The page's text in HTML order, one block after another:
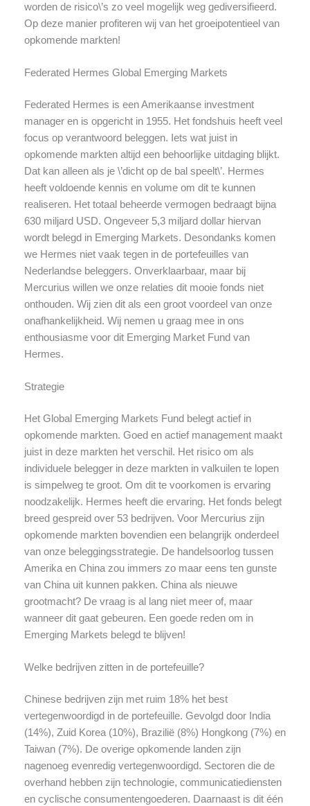
worden de risico\’s zo veel mogelijk weg gediversifieerd.
Op deze manier profiteren wij van het groeipotentieel van
opkomende markten!
Federated Hermes Global Emerging Markets
Federated Hermes is een Amerikaanse investment
manager en is opgericht in 1955. Het fondshuis heeft veel
focus op verantwoord beleggen. Iets wat juist in
opkomende markten altijd een behoorlijke uitdaging blijkt.
Dat kan alleen als je \’dicht op de bal speelt\’. Hermes
heeft voldoende kennis en volume om dit te kunnen
realiseren. Het totaal beheerde vermogen bedraagt bijna
630 miljard USD. Ongeveer 5,3 miljard dollar hiervan
wordt belegd in Emerging Markets. Desondanks komen
we Hermes niet vaak tegen in de portefeuilles van
Nederlandse beleggers. Onverklaarbaar, maar bij
Mercurius willen we onze relaties dit mooie fonds niet
onthouden. Wij zien dit als een groot voordeel van onze
onafhankelijkheid. Wij nemen u graag mee in ons
enthousiasme voor dit Emerging Market Fund van
Hermes.
Strategie
Het Global Emerging Markets Fund belegt actief in
opkomende markten. Goed en actief management maakt
juist in deze markten het verschil. Het risico om als
individuele belegger in deze markten in valkuilen te lopen
is simpelweg te groot. Om dit te voorkomen is ervaring
noodzakelijk. Hermes heeft die ervaring. Het fonds belegt
breed gespreid over 53 bedrijven. Voor Mercurius zijn
opkomende markten bovendien een belangrijk onderdeel
van onze beleggingsstrategie. De handelsoorlog tussen
Amerika en China zou immers zo maar eens ten gunste
van China uit kunnen pakken. China als nieuwe
grootmacht? De vraag is al lang niet meer of, maar
wanneer dit gaat gebeuren. Een goede reden om in
Emerging Markets belegd te blijven!
Welke bedrijven zitten in de portefeuille?
Chinese bedrijven zijn met ruim 18% het best
vertegenwoordigd in de portefeuille. Gevolgd door India
(14%), Zuid Korea (10%), Brazilië (8%) Hongkong (7%) en
Taiwan (7%). De overige opkomende landen zijn
nagenoeg evenredig vertegenwoordigd. Sectoren die de
overhand hebben zijn technologie, communicatiediensten
en cyclische consumentengoederen. Daarnaast is dit één